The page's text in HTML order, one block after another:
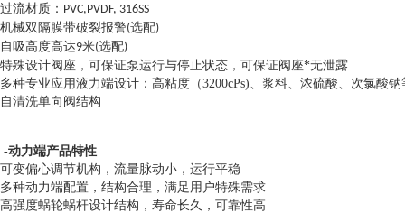
过流材质： PVC,PVDF, 316SS
机械双隔膜带破裂报警(选配)
自吸高度高达9米(选配)
特殊设计阀座，可保证泵运行与停止状态，可保证阀座*无泄露
多种专业应用液力端设计：高粘度（3200cPs)、浆料、浓硫酸、次氯酸钠
自清洗单向阀结构
-动力端产品特性
可变偏心调节机构，流量脉动小，运行平稳
多种动力端配置，结构合理，满足用户特殊需求
高强度蜗轮蜗杆设计结构，寿命长久，可靠性高